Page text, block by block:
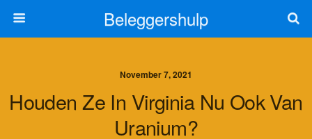
Beleggershulp
November 7, 2021
Houden Ze In Virginia Nu Ook Van
Uranium?